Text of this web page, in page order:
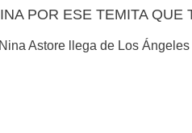
POR ESE TEMITA QUE
Astore llega de Los